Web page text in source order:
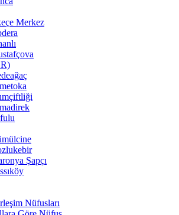
Merkez
Şapçı
Nüfusları